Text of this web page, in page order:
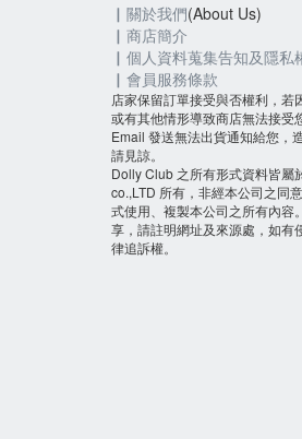
▏關於我們(About Us)
▏ 商店簡介
▏個人資料蒐集告知及隱私
▏會員服務條款
店家保留訂單接受與否權利，若
或有其他情形導致商店無法接受
Email 發送無法出貨通知給您，
請見諒。
Dolly Club 之所有形式資料皆屬
co.,LTD 所有，非經本公司之同
式使用、複製本公司之所有內容
享，請註明網址及來源處，如有
律追訴權。